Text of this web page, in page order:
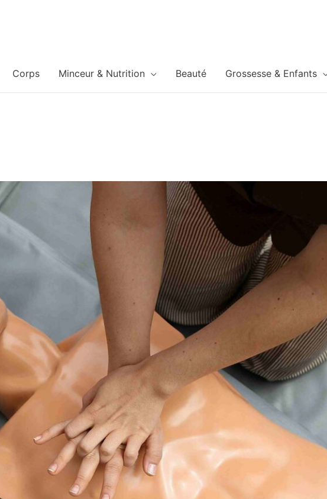
Corps Minceur & Nutrition Beauté Grossesse & Enfants